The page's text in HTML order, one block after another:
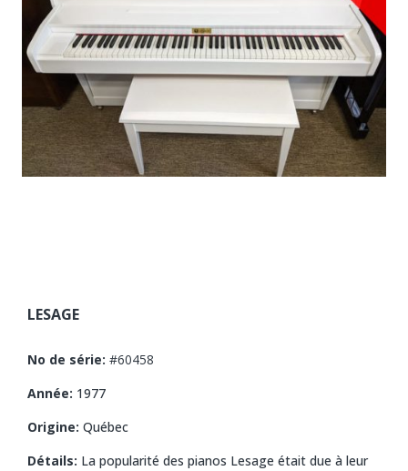
LESAGE
No de série: #60458
Année: 1977
Origine: Québec
Détails: La popularité des pianos Lesage était due à leur